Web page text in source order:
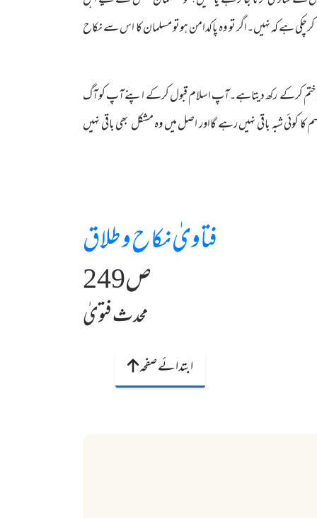
ہے کہ نہیں۔اگر تو وہ پاکدامن ہوتو مسلمان کا اس سے نکاح
ختم کرکے رکھ دیتاہے۔آپ اسلام قبول کرکے اپنے آپ کو آگ
شبہ باقی نہیں رہے گااور اصل میں وہ مشکل بھی باقی نہیں
فتاویٰ نکاح و طلاق
ص249
محدث فتویٰ
ابتدائے صفحہ